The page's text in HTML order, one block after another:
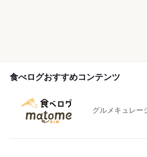
食べログおすすめコンテンツ
グルメキュレー